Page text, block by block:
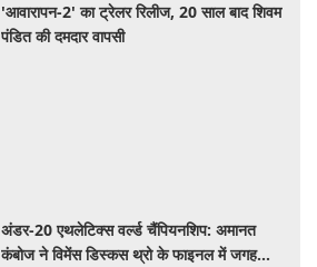
'आवारापन-2' का ट्रेलर रिलीज, 20 साल बाद शिवम
पंडित की दमदार वापसी
अंडर-20 एथलेटिक्स वर्ल्ड चैंपियनशिप: अमानत
कंबोज ने विमेंस डिस्कस थ्रो के फाइनल में जगह